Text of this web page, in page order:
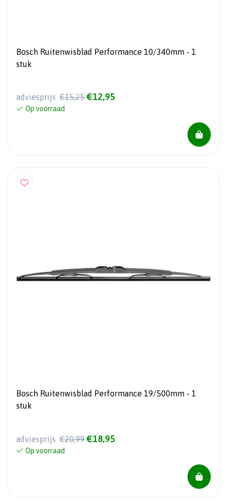
Bosch Ruitenwisblad Performance 10/340mm - 1
stuk
adviesprijs €15,25 €12,95
Op voorraad
Bosch Ruitenwisblad Performance 19/500mm - 1
stuk
adviesprijs €20,99 €18,95
Op voorraad